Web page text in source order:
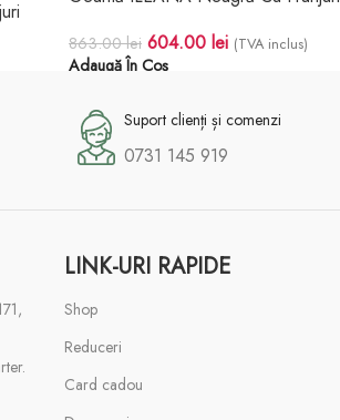
863.00lei 604.00 lei (TVA inclus)
Adaugă În Coș
Suport clienți și comenzi
0731 145 919
LINK-URI RAPIDE
Shop
Reduceri
Card cadou